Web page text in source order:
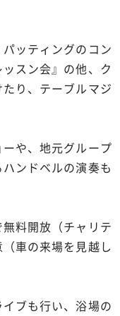
ッティングのコン
スン会』の他、ク
り、テーブルマジ
や、地元グループ
ンドベルの演奏も
料開放（チャリテ
車の来場を見越し
ブも行い、浴場の